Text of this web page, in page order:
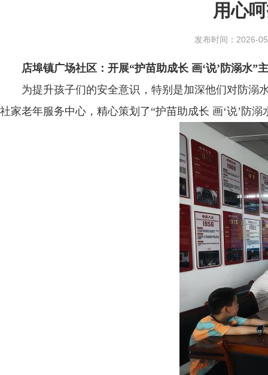
用心
发布时间：2026-
店埠镇广场社区：开展“护苗助成长 画‘说’防溺水”
为提升孩子们的安全意识，特别是加深他们对防溺
社家老年服务中心，精心策划了“护苗助成长 画‘说’防